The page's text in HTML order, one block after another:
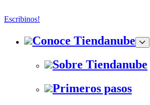
Escribinos!
Conoce Tiendanube
Sobre Tiendanube
Primeros pasos